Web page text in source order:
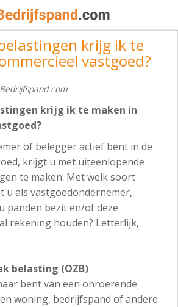
krijg ik te
vastgoed?
krijg ik te maken in
of belegger actief bent in de
krijgt u met uiteenlopende
te maken. Met welk soort
u als vastgoedondernemer,
panden bezit en/of deze
rekening houden? Letterlijk,
belasting (OZB)
bent van een onroerende
woning, bedrijfspand of andere